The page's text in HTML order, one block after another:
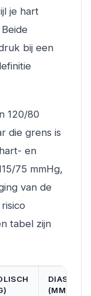
je hart
bij een
120/80
die grens is
en
75 mmHg,
van de
tabel zijn
(MMHG)